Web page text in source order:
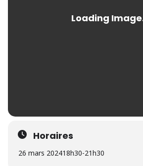
Horaires
26 mars 202418h30-21h30